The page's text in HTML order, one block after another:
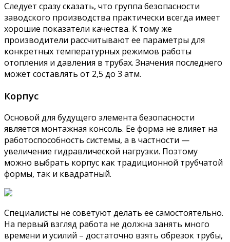
Следует сразу сказать, что группа безопасности
заводского производства практически всегда имеет
хорошие показатели качества. К тому же
производители рассчитывают ее параметры для
конкретных температурных режимов работы
отопления и давления в трубах. Значения последнего
может составлять от 2,5 до 3 атм.
Корпус
Основой для будущего элемента безопасности
является монтажная консоль. Ее форма не влияет на
работоспособность системы, а в частности —
увеличение гидравлической нагрузки. Поэтому
можно выбрать корпус как традиционной трубчатой
формы, так и квадратный.
Специалисты не советуют делать ее самостоятельно.
На первый взгляд работа не должна занять много
времени и усилий – достаточно взять обрезок трубы,